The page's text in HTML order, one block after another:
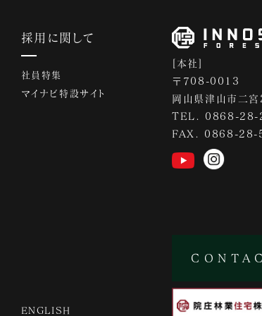
[本社]
〒708-0013
岡山県津山市二
TEL. 0868-28-
FAX. 0868-28-
採用に関して
社員特集
マイナビ特設サイト
ENGLISH